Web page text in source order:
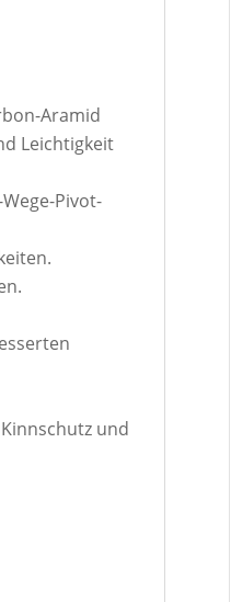
Aramid
Leichtigkeit
Pivot-
und